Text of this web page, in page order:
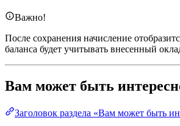
Важно!
После сохранения начисление
баланса будет учитывать внесенный
Вам может быть
Заголовок раздела «Вам может быть